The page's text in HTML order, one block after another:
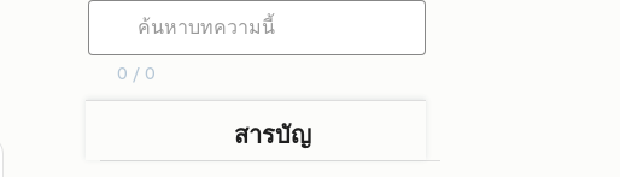
0 / 0
สารบัญ